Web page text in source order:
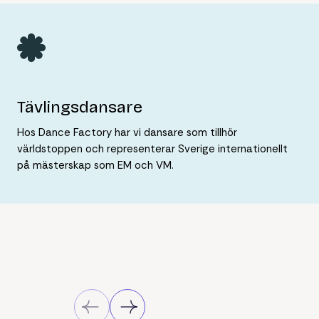
Tävlingsdansare
Hos Dance Factory har vi dansare som tillhör
världstoppen och representerar Sverige internationellt
på mästerskap som EM och VM.